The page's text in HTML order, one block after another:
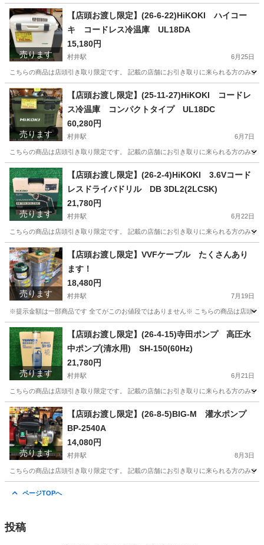
長野 松本市 村井駅 その他
売ります
【店頭お渡し限定】(26-6-22)HiKOKI ハイコー
キ コードレス冷温庫 UL18DA
15,180円
村井駅 6月25日
こちらの商品は店頭引き取り限定です。 記載の店舗にお引き取りに来られる方のみ
長野 松本市 村井駅 その他
売ります
【店頭お渡し限定】(25-11-27)HiKOKI コードレ
ス冷温庫 コンパクトタイプ UL18DC
60,280円
村井駅 6月7日
こちらの商品は店頭引き取り限定です。 記載の店舗にお引き取りに来られる方のみ
長野 松本市 村井駅 その他
売ります
【店頭お渡し限定】(26-2-4)HiKOKI 3.6Vコード
レスドライバドリル DB 3DL2(2LCSK)
21,780円
村井駅 6月22日
こちらの商品は店頭引き取り限定です。 記載の店舗にお引き取りに来られる方のみ
長野 松本市 村井駅 その他 コードレスドライバドリル
売ります
【店頭お渡し限定】VVFケーブル たくさんあり
ます！
18,480円
村井駅 7月19日
※提示金額は一部商品です 全てがこのお値段ではありません※ こちらの商品は店頭
長野 松本市 村井駅 その他
売ります
【店頭お渡し限定】(26-4-15)寺田ポンプ 高圧水
中ポンプ(清水用) SH-150(60Hz)
21,780円
村井駅 6月21日
こちらの商品は店頭引き取り限定です。 記載の店舗にお引き取りに来られる方のみ
長野 松本市 村井駅 その他
売ります
【店頭お渡し限定】(26-8-5)BIG-M 灌水ポンプ
BP-2540A
14,080円
村井駅 8月3日
こちらの商品は店頭引き取り限定です。 記載の店舗にお引き取りに来られる方のみ
ページTOPへ
投稿